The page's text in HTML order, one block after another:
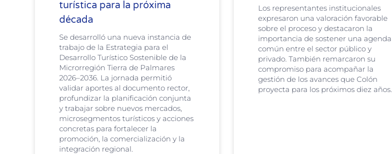
turística para la próxima
década
Se desarrolló una nueva instancia de
trabajo de la Estrategia para el
Desarrollo Turístico Sostenible de la
Microrregión Tierra de Palmares
2026–2036. La jornada permitió
validar aportes al documento rector,
profundizar la planificación conjunta
y trabajar sobre nuevos mercados,
microsegmentos turísticos y acciones
concretas para fortalecer la
promoción, la comercialización y la
integración regional.
Los representantes institucionales
expresaron una valoración favorable
sobre el proceso y destacaron la
importancia de sostener una agenda
común entre el sector público y
privado. También remarcaron su
compromiso para acompañar la
gestión de los avances que Colón
proyecta para los próximos diez años.